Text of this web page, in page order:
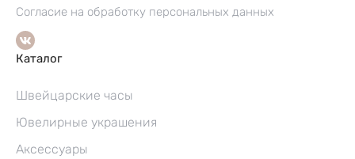
Согласие на обработку персональных данных
Каталог
Швейцарские часы
Ювелирные украшения
Аксессуары